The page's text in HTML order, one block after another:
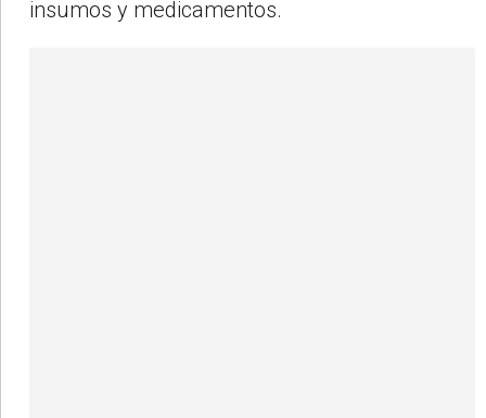
insumos y medicamentos.